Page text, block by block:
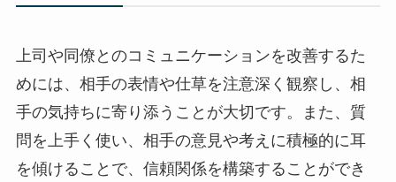
上司や同僚とのコミュニケーションを改善するた
めには、相手の表情や仕草を注意深く観察し、相
手の気持ちに寄り添うことが大切です。また、質
問を上手く使い、相手の意見や考えに積極的に耳
を傾けることで、信頼関係を構築することができ